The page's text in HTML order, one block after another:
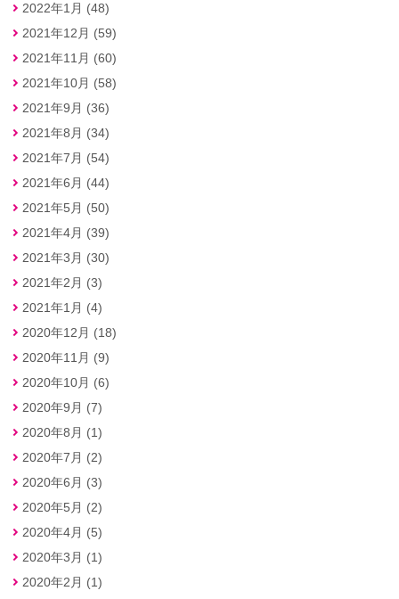
2022年1月 (48)
2021年12月 (59)
2021年11月 (60)
2021年10月 (58)
2021年9月 (36)
2021年8月 (34)
2021年7月 (54)
2021年6月 (44)
2021年5月 (50)
2021年4月 (39)
2021年3月 (30)
2021年2月 (3)
2021年1月 (4)
2020年12月 (18)
2020年11月 (9)
2020年10月 (6)
2020年9月 (7)
2020年8月 (1)
2020年7月 (2)
2020年6月 (3)
2020年5月 (2)
2020年4月 (5)
2020年3月 (1)
2020年2月 (1)